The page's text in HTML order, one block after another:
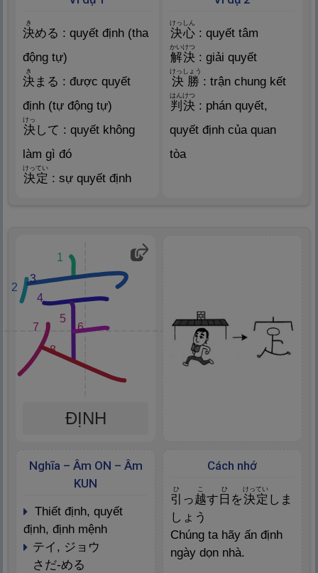
決
き
める : quyết định (tha
động tự)
決
き
まる : được quyết
định (tự động tự)
決
けっ
して : quyết không
làm gì đó
決定
けってい
: sự quyết định
決心
けっしん
: quyết tâm
解決
かいけつ
: giải quyết
決 勝
けっしょう
: trận chung kết
判 決
はんけつ
: phán quyết,
quyết định của quan
tòa
1
2
3
4
6
5
7
8
ĐỊNH
Cách nhớ
引
ひ
っ越
Nghĩa: Đi qua, vượt trên, Việt
Nam
こ
す 日
ひ
を決定
けってい
しま
しょう
Chúng ta hãy ấn định
ngày dọn nhà.
Nghĩa – Âm ON – Âm
KUN
thiết định, quyết
định, định mệnh
テイ, ジョウ
さだ-める